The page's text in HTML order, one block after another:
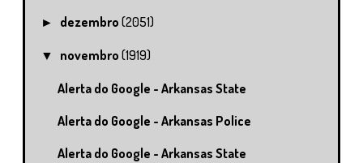
► dezembro(2051)
▼ novembro(1919)
Alerta do Google - Arkansas State
Alerta do Google - Arkansas Police
Alerta do Google - Arkansas State